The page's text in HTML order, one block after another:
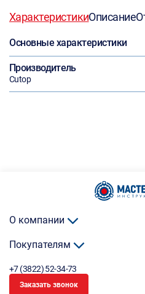
ХарактеристикиОписание
Основные характеристики
Производитель
Cutop
О компании
Покупателям
+7 (3822) 52-34-73
Заказать звонок